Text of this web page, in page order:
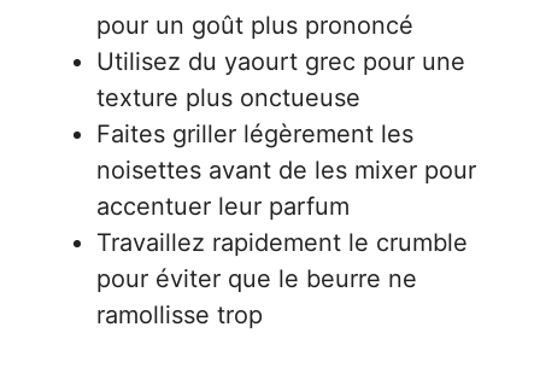
pour un goût plus prononcé
Utilisez du yaourt grec pour une
texture plus onctueuse
Faites griller légèrement les
noisettes avant de les mixer pour
accentuer leur parfum
Travaillez rapidement le crumble
pour éviter que le beurre ne
ramollisse trop